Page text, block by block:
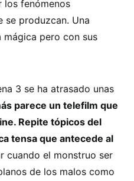
los fenómenos
se produzcan. Una
mágica pero con sus
3 se ha atrasado unas
parece un telefilm que
Repite tópicos del
tensa que antecede al
cuando el monstruo ser
de los malos como